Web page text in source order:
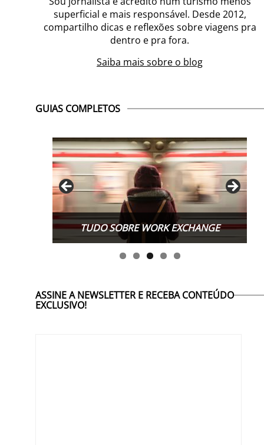
superficial e mais responsável. Desde 2012,
compartilho dicas e reflexões sobre viagens pra
dentro e pra fora.
Saiba mais sobre o blog
GUIAS COMPLETOS
TUDO SOBRE WORK EXCHANGE
ASSINE A NEWSLETTER E RECEBA CONTEÚDO
EXCLUSIVO!